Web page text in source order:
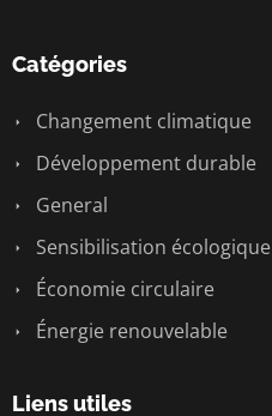
Catégories
Changement climatique
Développement durable
General
Sensibilisation écologique
Économie circulaire
Énergie renouvelable
Liens utiles